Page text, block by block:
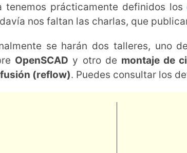
tenemos prácticamente definidos los
nos faltan las charlas, que
se harán dos talleres, uno
OpenSCAD y otro de montaje de
(reflow). Puedes consultar los